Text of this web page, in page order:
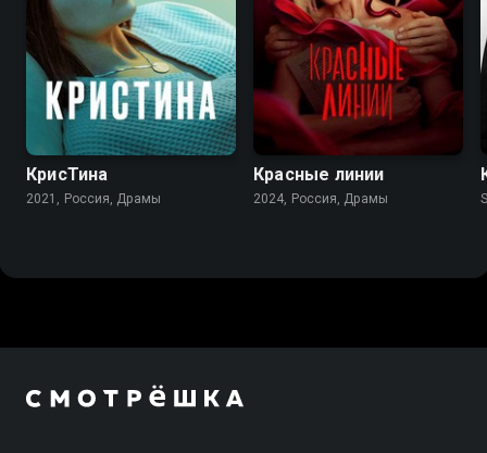
6.2 7.4
КрисТина
2021, Россия, Драмы
6.5 5.5
Красные линии
2024, Россия, Драмы